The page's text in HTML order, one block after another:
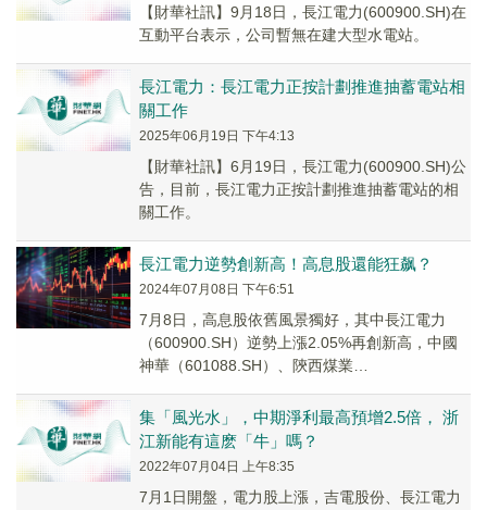
【財華社訊】9月18日，長江電力(600900.SH)在
互動平台表示，公司暫無在建大型水電站。
長江電力：長江電力正按計劃推進抽蓄電站相
關工作
2025年06月19日 下午4:13
【財華社訊】6月19日，長江電力(600900.SH)公
告，目前，長江電力正按計劃推進抽蓄電站的相
關工作。
長江電力逆勢創新高！高息股還能狂飙？
2024年07月08日 下午6:51
7月8日，高息股依舊風景獨好，其中長江電力
（600900.SH）逆勢上漲2.05%再創新高，中國
神華（601088.SH）、陝西煤業
集「風光水」，中期淨利最高預增2.5倍， 浙
江新能有這麽「牛」嗎？
2022年07月04日 上午8:35
7月1日開盤，電力股上漲，吉電股份、長江電力